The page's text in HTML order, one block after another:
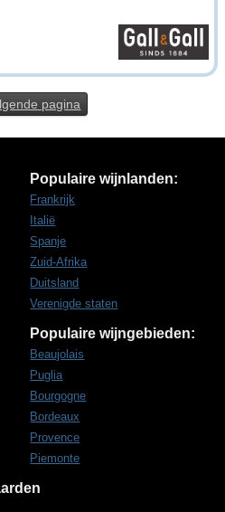
pagina
Populaire wijnlanden:
Frankrijk
Italië
Spanje
Zuid-Afrika
Duitsland
Verenigde staten
Populaire wijngebieden:
Beaujolais
Puglia
Bourgogne
Bordeaux
Provence
Piemonte